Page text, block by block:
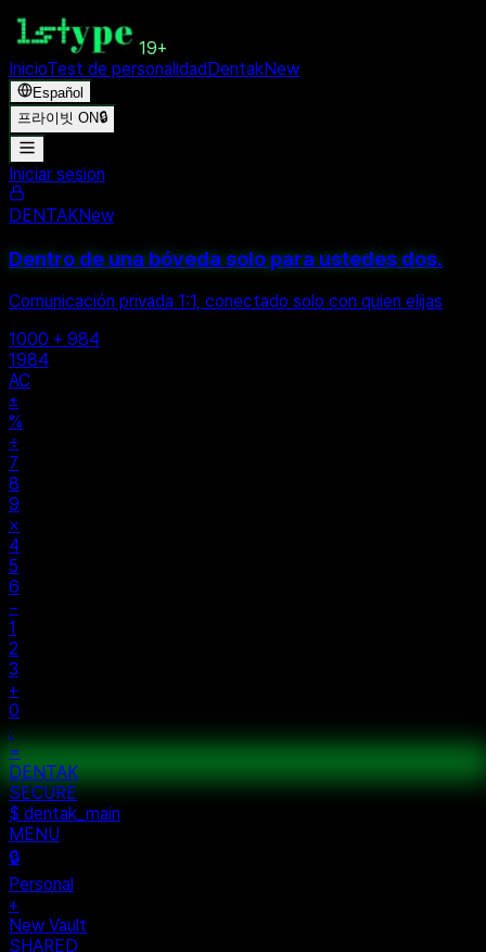
19+
InicioTest de personalidadDentakNew
Español
프라이빗 ON🔒
Iniciar sesion
DENTAKNew
Dentro de una bóveda solo para ustedes dos.
Comunicación privada 1:1, conectado solo con quien elijas
1000 + 984
1984
AC
±
%
÷
7
8
9
×
4
5
6
−
1
2
3
+
0
.
=
$ auth...
$ vault --ok
DENTAK
ACCESS OK
DENTAK
SECURE
$ dentak_main
MENU
🔒